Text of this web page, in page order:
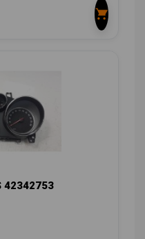
42342753